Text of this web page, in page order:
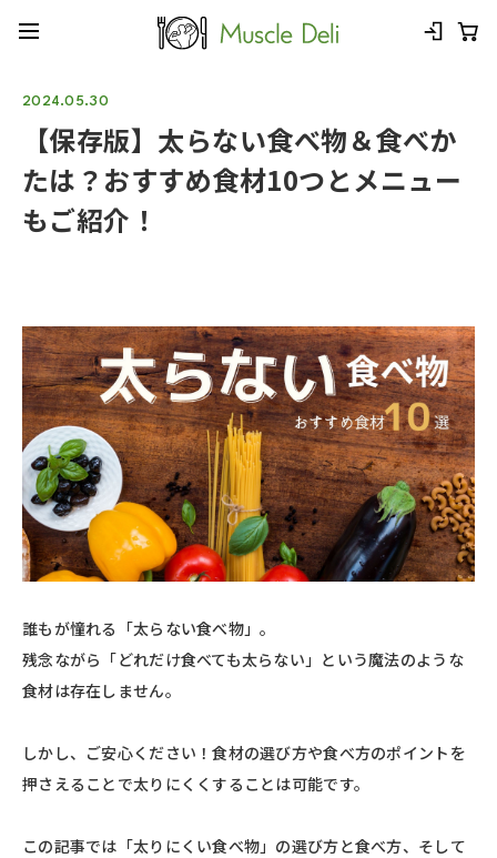
2024.05.30
【保存版】太らない食べ物＆食べか
たは？おすすめ食材10つとメニュー
もご紹介！
誰もが憧れる「太らない食べ物」。
残念ながら「どれだけ食べても太らない」という魔法のような
食材は存在しません。
しかし、ご安心ください！食材の選び方や食べ方のポイントを
押さえることで太りにくくすることは可能です。
この記事では「太りにくい食べ物」の選び方と食べ方、そして